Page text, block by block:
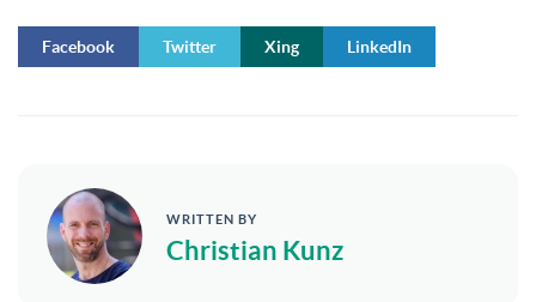
Facebook Twitter Xing LinkedIn
WRITTEN BY
Christian Kunz